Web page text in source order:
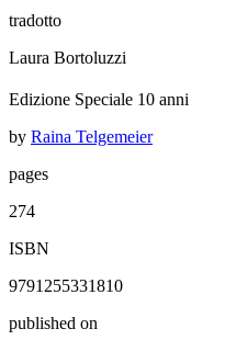
tradotto
Laura Bortoluzzi
Edizione Speciale 10 anni
by Raina Telgemeier
pages
274
ISBN
9791255331810
published on